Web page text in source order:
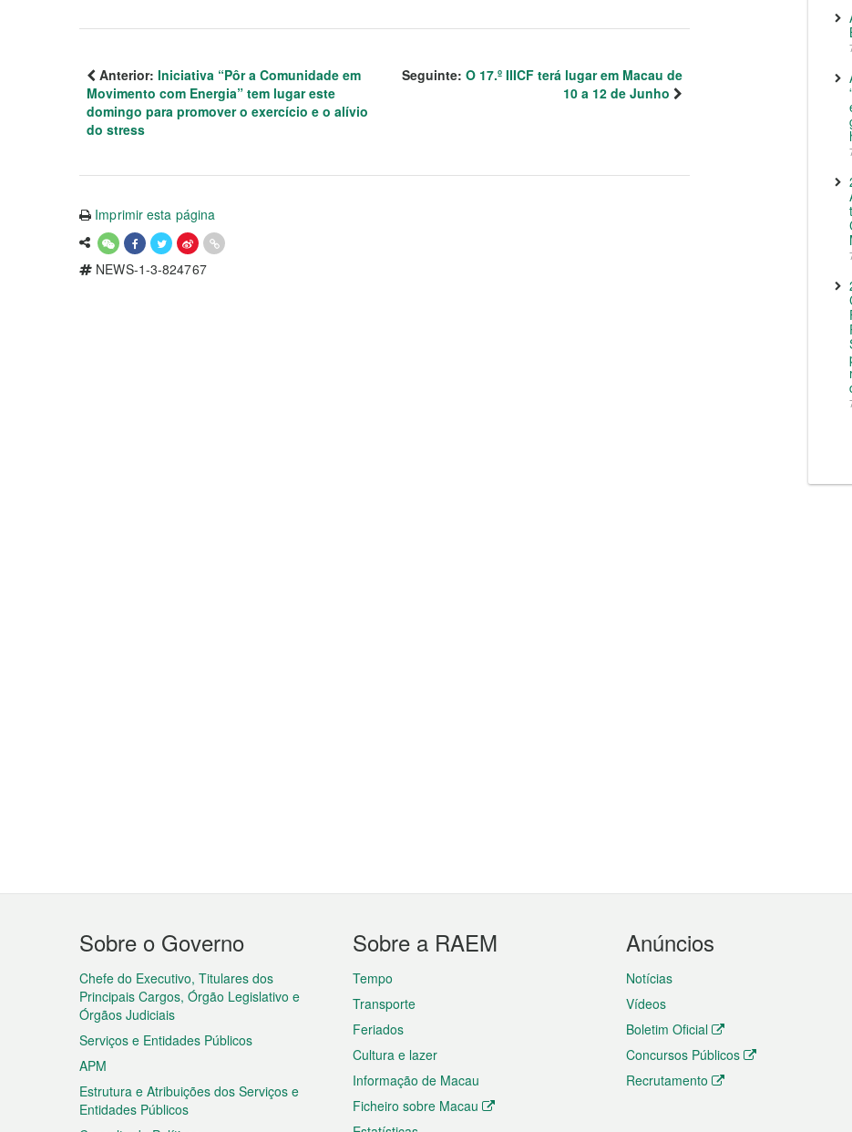
Anterior: Iniciativa “Pôr a Comunidade em
Movimento com Energia” tem lugar este
domingo para promover o exercício e o alívio
do stress
Seguinte: O 17.º IIICF terá lugar em Macau de
10 a 12 de Junho
Imprimir esta página
NEWS-1-3-824767
Menu
do
rodapé
Sobre o Governo
Chefe do Executivo, Titulares dos
Principais Cargos, Órgão Legislativo e
Órgãos Judiciais
Serviços e Entidades Públicos
APM
Estrutura e Atribuições dos Serviços e
Entidades Públicos
Sobre a RAEM
Tempo
Transporte
Feriados
Cultura e lazer
Informação de Macau
Ficheiro sobre Macau
Anúncios
Notícias
Vídeos
Boletim Oficial
Concursos Públicos
Recrutamento